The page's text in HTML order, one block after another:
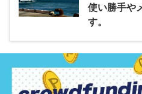
使い勝手や
す。